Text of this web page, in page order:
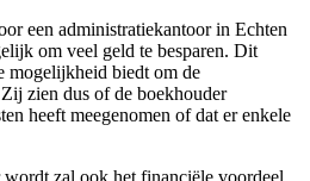
een administratiekantoor in Echten
om veel geld te besparen. Dit
mogelijkheid biedt om de
zien dus of de boekhouder
heeft meegenomen of dat er enkele
wordt zal ook het financiële voordeel